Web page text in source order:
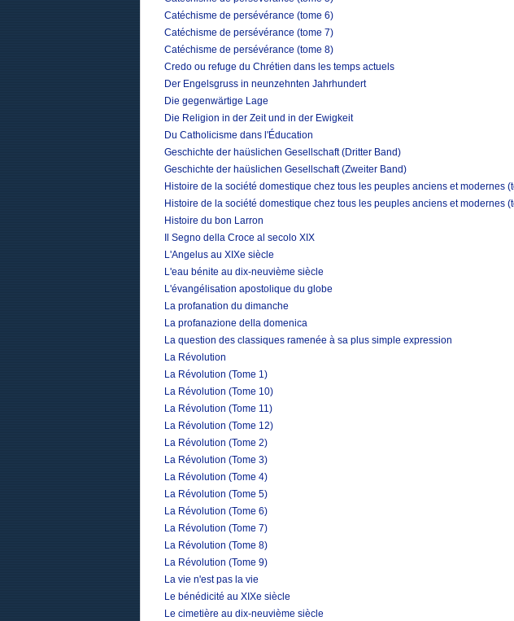
Catéchisme de persévérance (tome 6)
Catéchisme de persévérance (tome 7)
Catéchisme de persévérance (tome 8)
Credo ou refuge du Chrétien dans les temps actuels
Der Engelsgruss in neunzehnten Jahrhundert
Die gegenwärtige Lage
Die Religion in der Zeit und in der Ewigkeit
Du Catholicisme dans l'Éducation
Geschichte der haüslichen Gesellschaft (Dritter Band)
Geschichte der haüslichen Gesellschaft (Zweiter Band)
Histoire de la société domestique chez tous les peuples anciens et modernes
Histoire de la société domestique chez tous les peuples anciens et modernes
Histoire du bon Larron
Il Segno della Croce al secolo XIX
L'Angelus au XIXe siècle
L'eau bénite au dix-neuvième siècle
L'évangélisation apostolique du globe
La profanation du dimanche
La profanazione della domenica
La question des classiques ramenée à sa plus simple expression
La Révolution
La Révolution (Tome 1)
La Révolution (Tome 10)
La Révolution (Tome 11)
La Révolution (Tome 12)
La Révolution (Tome 2)
La Révolution (Tome 3)
La Révolution (Tome 4)
La Révolution (Tome 5)
La Révolution (Tome 6)
La Révolution (Tome 7)
La Révolution (Tome 8)
La Révolution (Tome 9)
La vie n'est pas la vie
Le bénédicité au XIXe siècle
Le cimetière au dix-neuvième siècle